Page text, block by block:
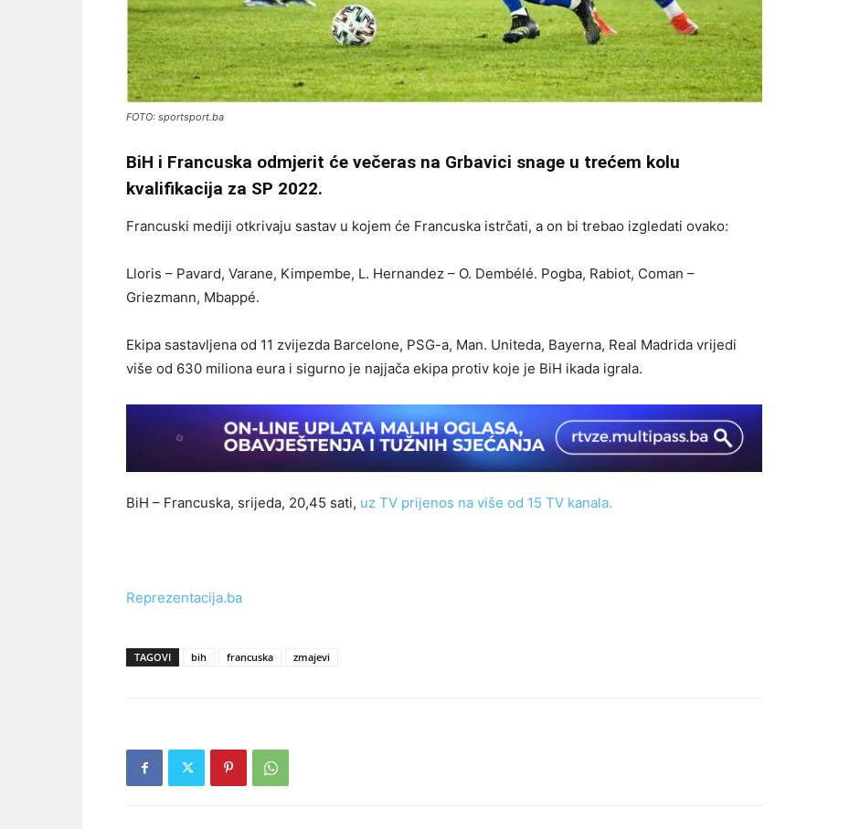
FOTO: sportsport.ba
BiH i Francuska odmjerit će večeras na Grbavici snage u trećem kolu
kvalifikacija za SP 2022.
Francuski mediji otkrivaju sastav u kojem će Francuska istrčati, a on bi trebao izgledati ovako:
Lloris – Pavard, Varane, Kimpembe, L. Hernandez – O. Dembélé. Pogba, Rabiot, Coman –
Griezmann, Mbappé.
Ekipa sastavljena od 11 zvijezda Barcelone, PSG-a, Man. Uniteda, Bayerna, Real Madrida vrijedi
više od 630 miliona eura i sigurno je najjača ekipa protiv koje je BiH ikada igrala.
BiH – Francuska, srijeda, 20,45 sati, uz TV prijenos na više od 15 TV kanala.
Reprezentacija.ba
TAGOVI bih francuska zmajevi